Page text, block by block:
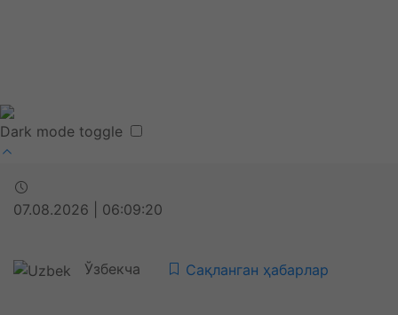
Dark mode toggle
07.08.2026 | 06:09:20
Ўзбекча Сақланган ҳабарлар